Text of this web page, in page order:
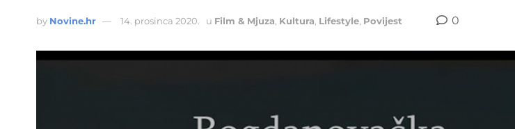
by Novine.hr 14. prosinca 2020. u Film & Mjuza Kultura Lifestyle Povijest 0